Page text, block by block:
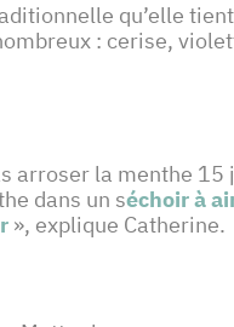
qu’elle
: cerise,
arroser la menthe 15
dans un séchoir à
», explique Catherine.